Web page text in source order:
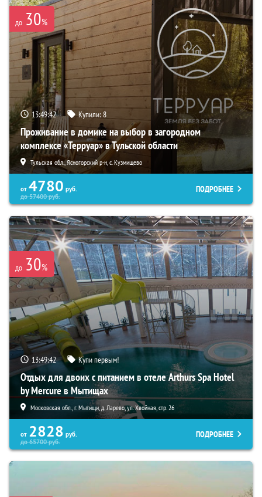
до 30%
13:49:41 Купили:8
Проживание в домике на выбор в загородном
комплексе «Терруар» в Тульской области
Тульская обл., Ясногорский р-н, с. Кузмищево
от 4780 руб.
до57400руб.
ПОДРОБНЕЕ
до 30%
13:49:41 Купи первым!
Отдых для двоих с питанием в отеле Arthurs Spa Hotel
by Mercure в Мытищах
Московская обл., г. Мытищи, д. Ларево, ул. Хвойная, стр. 26
от 2828 руб.
до65700руб.
ПОДРОБНЕЕ